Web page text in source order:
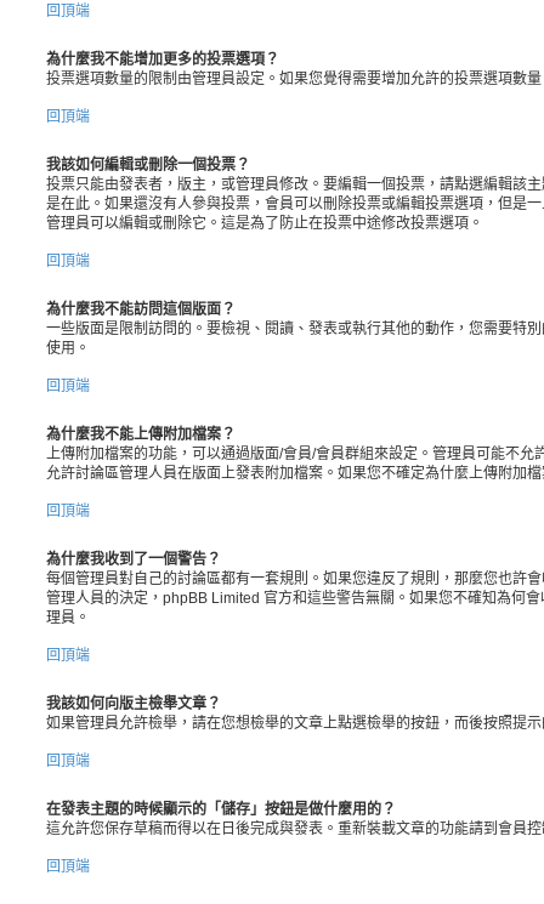
回頂端
為什麼我不能增加更多的投票選項？
投票選項數量的限制由管理員設定。如果您覺得需要增加允許的投票選項數
回頂端
我該如何編輯或刪除一個投票？
投票只能由發表者，版主，或管理員修改。要編輯一個投票，請點選編輯該
是在此。如果還沒有人參與投票，會員可以刪除投票或編輯投票選項，但是
管理員可以編輯或刪除它。這是為了防止在投票中途修改投票選項。
回頂端
為什麼我不能訪問這個版面？
一些版面是限制訪問的。要檢視、閱讀、發表或執行其他的動作，您需要特
使用。
回頂端
為什麼我不能上傳附加檔案？
上傳附加檔案的功能，可以通過版面/會員/會員群組來設定。管理員可能不
允許討論區管理人員在版面上發表附加檔案。如果您不確定為什麼上傳附加
回頂端
為什麼我收到了一個警告？
每個管理員對自己的討論區都有一套規則。如果您違反了規則，那麼您也許
管理人員的決定，phpBB Limited 官方和這些警告無關。如果您不確知為何
理員。
回頂端
我該如何向版主檢舉文章？
如果管理員允許檢舉，請在您想檢舉的文章上點選檢舉的按鈕，而後按照提
回頂端
在發表主題的時候顯示的「儲存」按鈕是做什麼用的？
這允許您保存草稿而得以在日後完成與發表。重新裝載文章的功能請到會員
回頂端